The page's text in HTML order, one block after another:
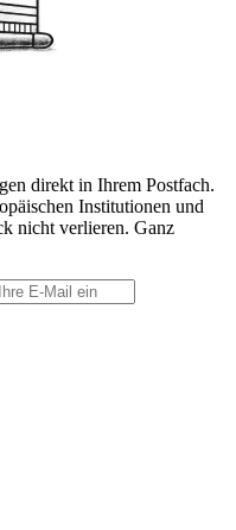
direkt in Ihrem Postfach.
Institutionen und
nicht verlieren. Ganz